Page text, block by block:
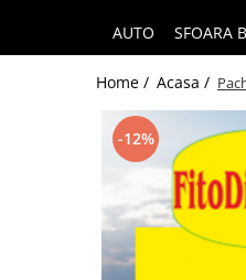
AUTO SFOARA
Home / Acasa /
-12%